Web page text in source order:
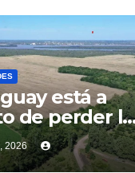
está a
de perder la
inversión
de su
2026